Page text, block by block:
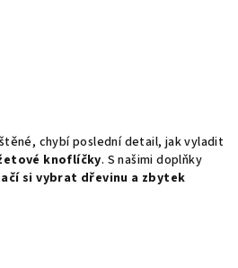
chybí poslední detail, jak vyladit
knoflíčky. S našimi doplňky
si vybrat dřevinu a zbytek